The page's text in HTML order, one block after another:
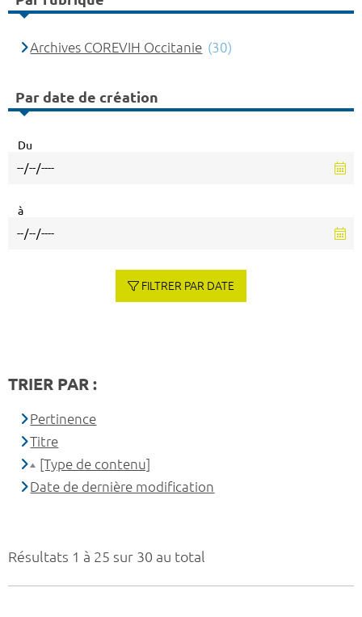
Résultats 1 à 25 sur 30 au total
Archives COREVIH Occitanie (30)
Par date de création
Du
à
FILTRER PAR DATE
TRIER PAR :
Pertinence
Titre
[Type de contenu]
Date de dernière modification